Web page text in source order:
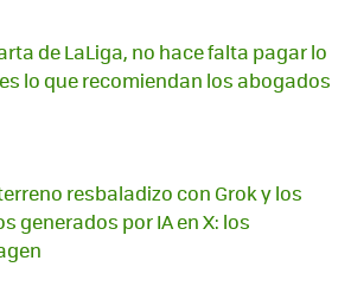
de LaLiga, no hace falta pagar lo
lo que recomiendan los abogados
resbaladizo con Grok y los
generados por IA en X: los